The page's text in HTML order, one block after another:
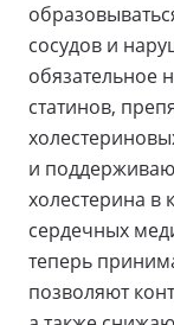
сосудов и
обязательное
статинов,
и
холестерина в
сердечных
теперь
позволяют